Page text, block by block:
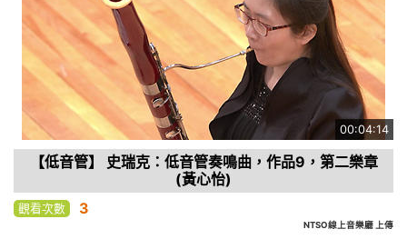
00:04:14
【低音管】 史瑞克：低音管奏鳴曲，作品9，第二樂章
(黃心怡)
觀看次數 3
NTSO線上音樂廳 上傳